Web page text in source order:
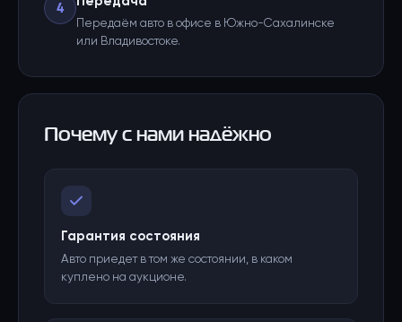
4
Передаём авто в офисе в Южно-Сахалинске
или Владивостоке.
Почему с нами надёжно
Гарантия состояния
Авто приедет в том же состоянии, в каком
куплено на аукционе.